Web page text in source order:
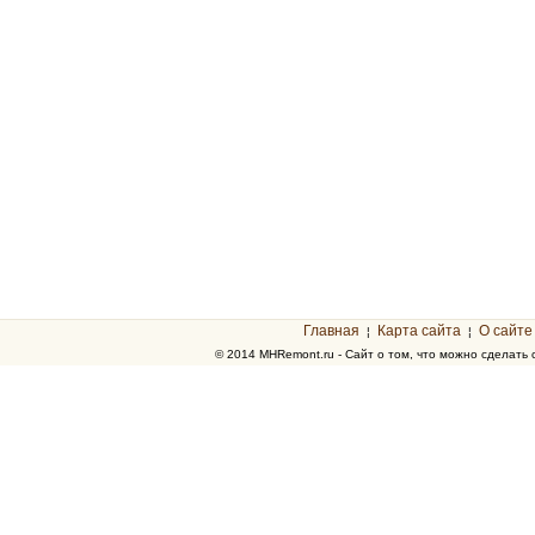
Главная ¦ Карта сайта ¦ О сайте
© 2014 MHRemont.ru - Сайт о том, что можно сделать